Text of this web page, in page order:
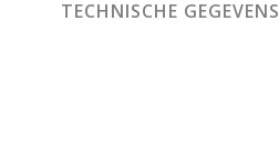
TECHNISCHE GEGEVENS